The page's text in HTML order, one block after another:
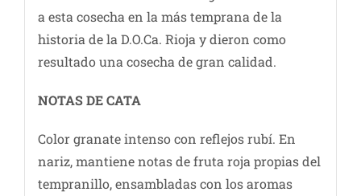
a esta cosecha en la más temprana de la
historia de la D.O.Ca. Rioja y dieron como
resultado una cosecha de gran calidad.
NOTAS DE CATA
Color granate intenso con reflejos rubí. En
nariz, mantiene notas de fruta roja propias del
tempranillo, ensambladas con los aromas